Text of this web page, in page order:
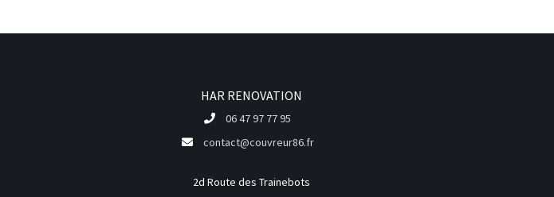
HAR RENOVATION
06 47 97 77 95
contact@couvreur86.fr
2d Route des Trainebots